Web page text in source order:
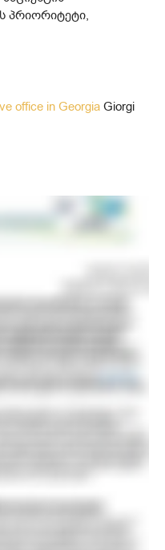
პრიორიტეტი,
office in Georgia Giorgi